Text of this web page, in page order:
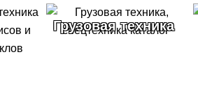
Грузовая техника